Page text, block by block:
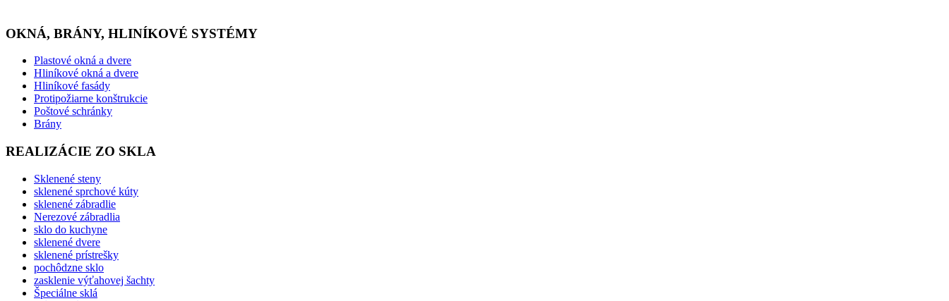
OKNÁ, BRÁNY, HLINÍKOVÉ SYSTÉMY
Plastové okná a dvere
Hliníkové okná a dvere
Hliníkové fasády
Protipožiarne konštrukcie
Poštové schránky
Brány
REALIZÁCIE ZO SKLA
Sklenené steny
sklenené sprchové kúty
sklenené zábradlie
Nerezové zábradlia
sklo do kuchyne
sklenené dvere
sklenené prístrešky
pochôdzne sklo
zasklenie výťahovej šachty
Špeciálne sklá